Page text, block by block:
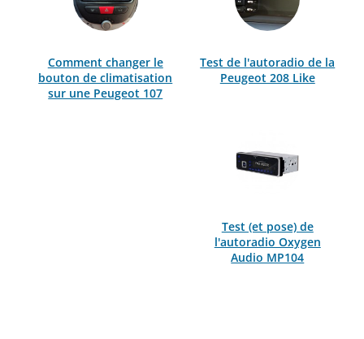
Comment changer le
bouton de climatisation
sur une Peugeot 107
Test de l'autoradio de la
Peugeot 208 Like
Test (et pose) de
l'autoradio Oxygen
Audio MP104